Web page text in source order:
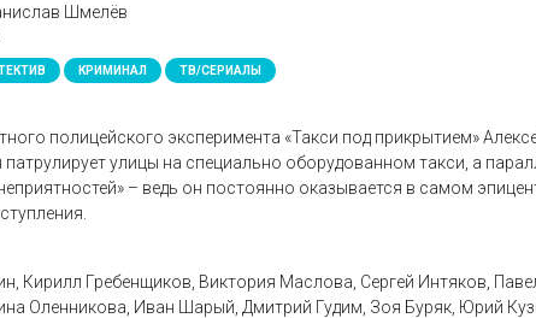
Шмелёв
КРИМИНАЛ ТВ/СЕРИАЛЫ
полицейского эксперимента «Такси под прикрытием»
улицы на специально оборудованном такси, а
– ведь он постоянно оказывается в самом
Кирилл Гребенщиков, Виктория Маслова, Сергей Интяков,
Оленникова, Иван Шарый, Дмитрий Гудим, Зоя Буряк, Юрий